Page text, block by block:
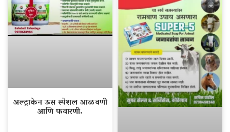
अल्ट्राकेन ऊस स्पेशल आळवणी
आणि फवारणी.